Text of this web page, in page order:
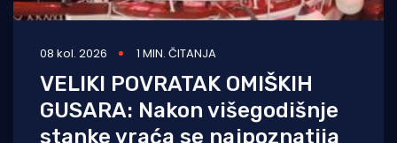
08 kol. 2026 1 MIN. ČITANJA
VELIKI POVRATAK OMIŠKIH
GUSARA: Nakon višegodišnje
stanke vraća se najpoznatija